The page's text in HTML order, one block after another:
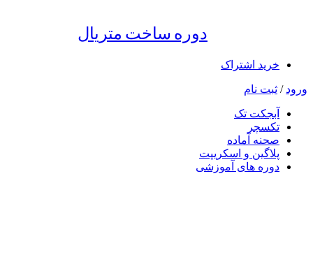
دوره ساخت متریال
خرید اشتراک
ورود / ثبت نام
آبجکت تک
تکسچر
صحنه آماده
پلاگین و اسکریپت
دوره های آموزشی